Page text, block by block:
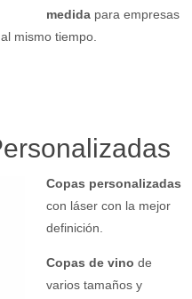
medida para empresas
mismo tiempo.
Copas personalizadas
con láser con la mejor
definición.
Copas de vino de
varios tamaños y